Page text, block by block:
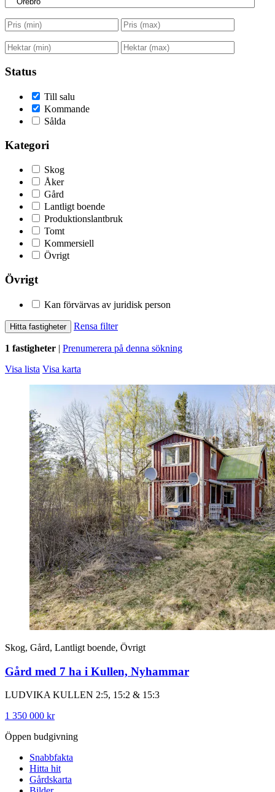
Status
Till salu
Kommande
Sålda
Kategori
Skog
Åker
Gård
Lantligt boende
Produktionslantbruk
Tomt
Kommersiell
Övrigt
Övrigt
Kan förvärvas av juridisk person
Hitta fastigheter Rensa filter
1 fastigheter | Prenumerera på denna sökning
Visa lista Visa karta
Skog, Gård, Lantligt boende, Övrigt
Gård med 7 ha i Kullen, Nyhammar
LUDVIKA KULLEN 2:5, 15:2 & 15:3
1 350 000 kr
Öppen budgivning
Snabbfakta
Hitta hit
Gårdskarta